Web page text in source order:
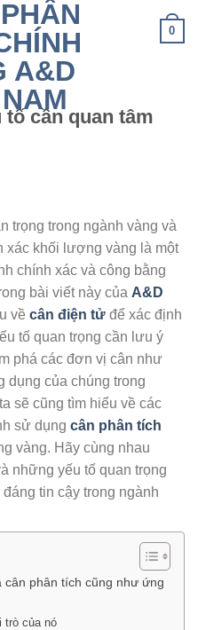
0
tố cần quan tâm
trọng trong ngành vàng và
xác khối lượng vàng là một
chính xác và công bằng
bài viết này của A&D
về cân điện tử để xác định
tố quan trọng cần lưu ý
phá các đơn vị cân như
dụng của chúng trong
sẽ cũng tìm hiểu về các
sử dụng cân phân tích
vàng. Hãy cùng nhau
những yếu tố quan trọng
tin cậy trong ngành
cân phân tích cũng như ứng
trò của nó